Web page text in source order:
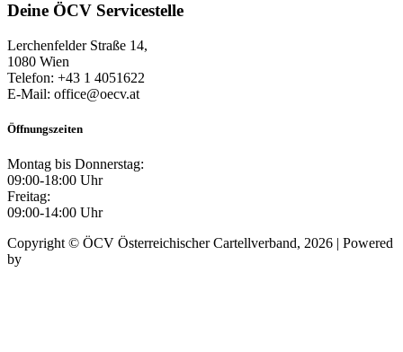
Deine ÖCV Servicestelle
Lerchenfelder Straße 14,
1080 Wien
Telefon: +43 1 4051622
E-Mail: office@oecv.at
Öffnungszeiten
Montag bis Donnerstag:
09:00-18:00 Uhr
Freitag:
09:00-14:00 Uhr
Copyright © ÖCV Österreichischer Cartellverband, 2026 | Powered
by